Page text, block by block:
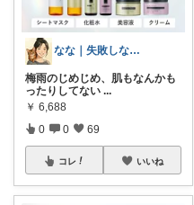
なな｜失敗しない美容比較ママ
梅雨のじめじめ、肌もなんかも
ったりしてない ...
￥ 6,688
0 0 69
コレ いいね